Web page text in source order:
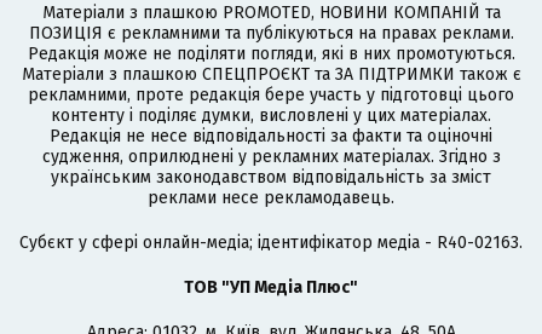
Матеріали з плашкою PROMOTED, НОВИНИ КОМПАНІЙ та
ПОЗИЦІЯ є рекламними та публікуються на правах реклами.
Редакція може не поділяти погляди, які в них промотуються.
Матеріали з плашкою СПЕЦПРОЄКТ та ЗА ПІДТРИМКИ також є
рекламними, проте редакція бере участь у підготовці цього
контенту і поділяє думки, висловлені у цих матеріалах.
Редакція не несе відповідальності за факти та оціночні
судження, оприлюднені у рекламних матеріалах. Згідно з
українським законодавством відповідальність за зміст
реклами несе рекламодавець.
Cубєкт у сфері онлайн-медіа; ідентифікатор медіа - R40-02163.
ТОВ "УП Медіа Плюс"